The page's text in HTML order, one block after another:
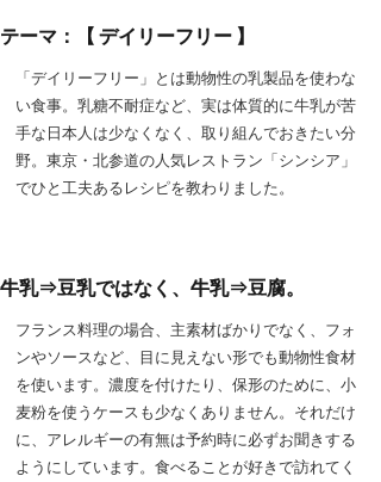
テーマ：【 デイリーフリー 】
「デイリーフリー」とは動物性の乳製品を使わな
い食事。乳糖不耐症など、実は体質的に牛乳が苦
手な日本人は少なくなく、取り組んでおきたい分
野。東京・北参道の人気レストラン「シンシア」
でひと工夫あるレシピを教わりました。
牛乳⇒豆乳ではなく、牛乳⇒豆腐。
フランス料理の場合、主素材ばかりでなく、フォ
ンやソースなど、目に見えない形でも動物性食材
を使います。濃度を付けたり、保形のために、小
麦粉を使うケースも少なくありません。それだけ
に、アレルギーの有無は予約時に必ずお聞きする
ようにしています。食べることが好きで訪れてく